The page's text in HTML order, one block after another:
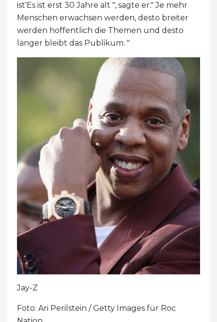
ist'Es ist erst 30 Jahre alt ", sagte er." Je mehr
Menschen erwachsen werden, desto breiter
werden hoffentlich die Themen und desto
länger bleibt das Publikum. "
Jay-Z
Foto: Ari Perilstein / Getty Images für Roc